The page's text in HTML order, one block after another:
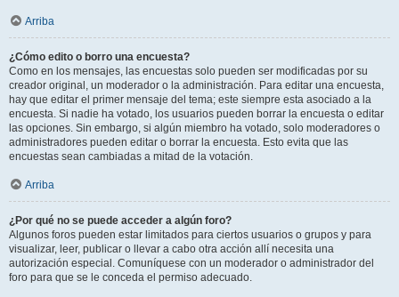
Arriba
¿Cómo edito o borro una encuesta?
Como en los mensajes, las encuestas solo pueden ser modificadas por su
creador original, un moderador o la administración. Para editar una encuesta,
hay que editar el primer mensaje del tema; este siempre esta asociado a la
encuesta. Si nadie ha votado, los usuarios pueden borrar la encuesta o editar
las opciones. Sin embargo, si algún miembro ha votado, solo moderadores o
administradores pueden editar o borrar la encuesta. Esto evita que las
encuestas sean cambiadas a mitad de la votación.
Arriba
¿Por qué no se puede acceder a algún foro?
Algunos foros pueden estar limitados para ciertos usuarios o grupos y para
visualizar, leer, publicar o llevar a cabo otra acción allí necesita una
autorización especial. Comuníquese con un moderador o administrador del
foro para que se le conceda el permiso adecuado.